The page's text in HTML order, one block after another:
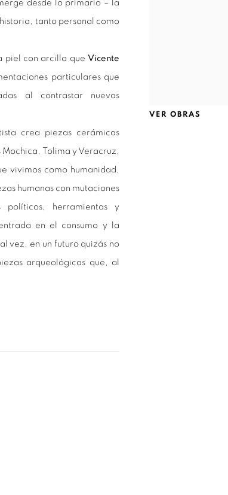
VER OBRAS
desde lo primario – la
tanto personal como
piel con arcilla que Vicente
particulares que
al contrastar nuevas
crea piezas cerámicas
Tolima y Veracruz,
vivimos como humanidad,
humanas con mutaciones
políticos, herramientas y
en el consumo y la
vez, en un futuro quizás no
arqueológicas que, al